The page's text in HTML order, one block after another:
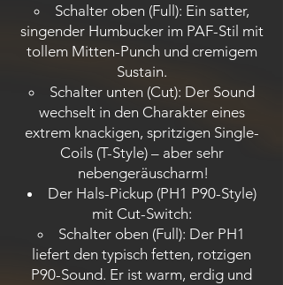
Schalter oben (Full): Ein satter,
singender Humbucker im PAF-Stil mit
tollem Mitten-Punch und cremigem
Sustain.
Schalter unten (Cut): Der Sound
wechselt in den Charakter eines
extrem knackigen, spritzigen Single-
Coils (T-Style) – aber sehr
nebengeräuscharm!
Der Hals-Pickup (PH1 P90-Style)
mit Cut-Switch:
Schalter oben (Full): Der PH1
liefert den typisch fetten, rotzigen
P90-Sound. Er ist warm, erdig und